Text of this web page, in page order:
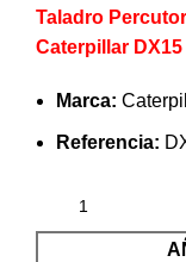
Taladro
Caterpillar DX15
Marca:
Referencia: